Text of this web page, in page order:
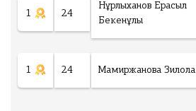
1 24
Нұрлыханов Ерасыл
Бекенұлы
1 24 Мамиржанова Зилола